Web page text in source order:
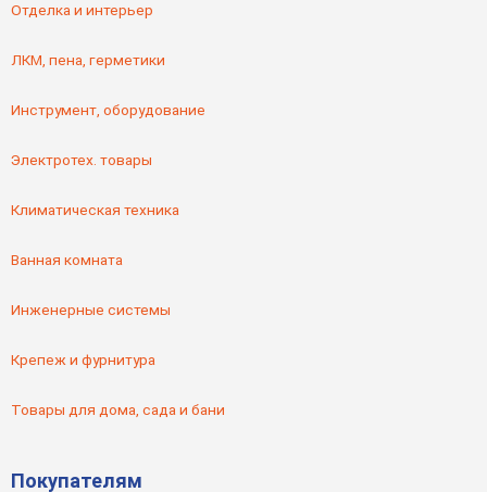
Отделка и интерьер
ЛКМ, пена, герметики
Инструмент, оборудование
Электротех. товары
Климатическая техника
Ванная комната
Инженерные системы
Крепеж и фурнитура
Товары для дома, сада и бани
Покупателям